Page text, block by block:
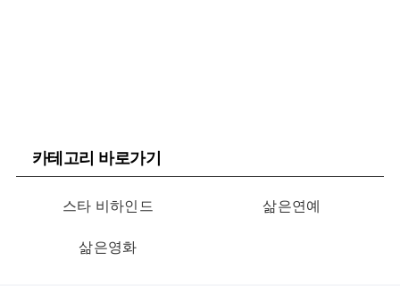
카테고리 바로가기
스타 비하인드 삶은연예
삶은영화